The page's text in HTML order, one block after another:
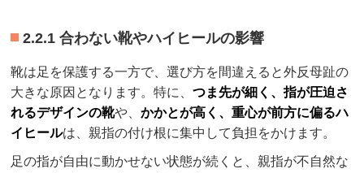
2.2.1 合わない靴やハイヒールの影響
靴は足を保護する一方で、選び方を間違えると外反母趾の
大きな原因となります。特に、つま先が細く、指が圧迫さ
れるデザインの靴や、かかとが高く、重心が前方に偏るハ
イヒールは、親指の付け根に集中して負担をかけます。
足の指が自由に動かせない状態が続くと、親指が不自然な